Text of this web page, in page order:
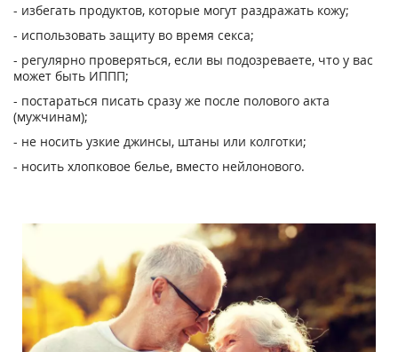
- избегать продуктов, которые могут раздражать кожу;
- использовать защиту во время секса;
- регулярно проверяться, если вы подозреваете, что у вас
может быть ИППП;
- постараться писать сразу же после полового акта
(мужчинам);
- не носить узкие джинсы, штаны или колготки;
- носить хлопковое белье, вместо нейлонового.